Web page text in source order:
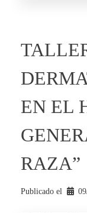
EN EL
RAZA”
Publicado el